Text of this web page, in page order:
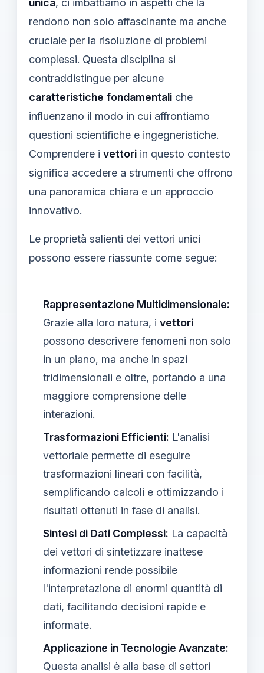
rendono non solo affascinante ma anche
cruciale per la risoluzione di problemi
complessi. Questa disciplina si
contraddistingue per alcune
caratteristiche fondamentali che
influenzano il modo in cui affrontiamo
questioni scientifiche e ingegneristiche.
Comprendere i vettori in questo contesto
significa accedere a strumenti che offrono
una panoramica chiara e un approccio
innovativo.
Le proprietà salienti dei vettori unici
possono essere riassunte come segue:
Rappresentazione Multidimensionale:
Grazie alla loro natura, i vettori
possono descrivere fenomeni non solo
in un piano, ma anche in spazi
tridimensionali e oltre, portando a una
maggiore comprensione delle
interazioni.
Trasformazioni Efficienti: L'analisi
vettoriale permette di eseguire
trasformazioni lineari con facilità,
semplificando calcoli e ottimizzando i
risultati ottenuti in fase di analisi.
Sintesi di Dati Complessi: La capacità
dei vettori di sintetizzare inattese
informazioni rende possibile
l'interpretazione di enormi quantità di
dati, facilitando decisioni rapide e
informate.
Applicazione in Tecnologie Avanzate:
Questa analisi è alla base di settori